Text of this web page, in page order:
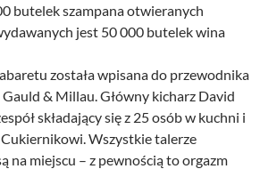
butelek szampana otwieranych
jest 50 000 butelek wina
została wpisana do przewodnika
& Millau. Główny kicharz David
składający się z 25 osób w kuchni i
Wszystkie talerze
na miejscu – z pewnością to orgazm